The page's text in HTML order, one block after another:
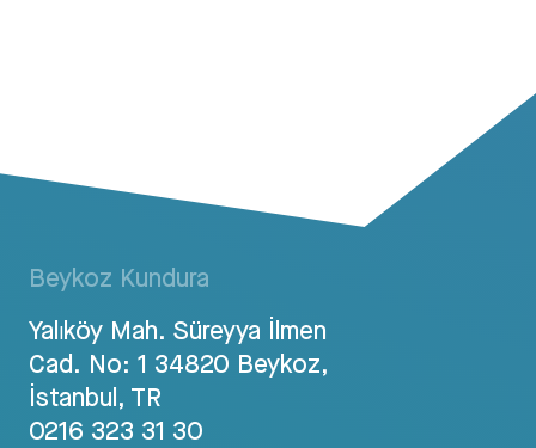
Beykoz Kundura
Yalıköy Mah. Süreyya İlmen
Cad. No: 1 34820 Beykoz,
İstanbul, TR
0216 323 31 30